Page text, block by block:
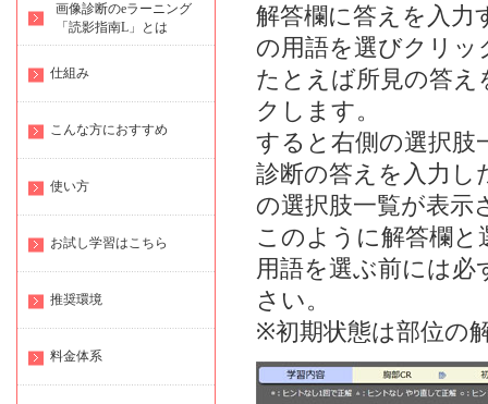
画像診断のeラーニング
「読影指南L」とは
仕組み
こんな方におすすめ
使い方
お試し学習はこちら
推奨環境
料金体系
解答欄に答えを入力
の用語を選びクリッ
たとえば所見の答え
クします。
すると右側の選択肢
診断の答えを入力し
の選択肢一覧が表示
このように解答欄と
用語を選ぶ前には
さい。
※初期状態は部位の